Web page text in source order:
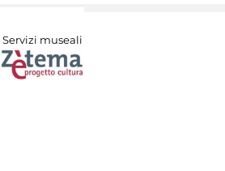
Servizi museali